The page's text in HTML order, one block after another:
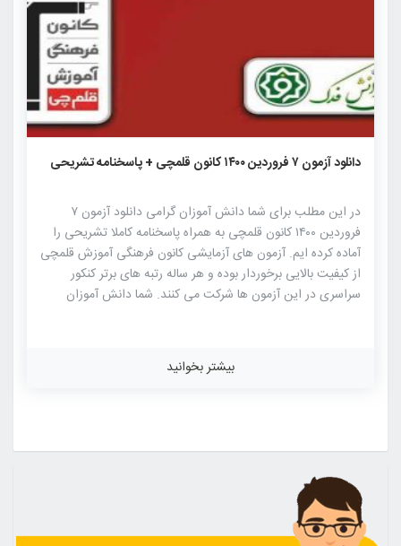
دانلود آزمون ۷ فروردین ۱۴۰۰ کانون قلمچی + پاسخنامه تشریحی
در این مطلب برای شما دانش آموزان گرامی دانلود آزمون ۷
فروردین ۱۴۰۰ کانون قلمچی به همراه پاسخنامه کاملا تشریحی را
آماده کرده ایم. آزمون های آزمایشی کانون فرهنگی آموزش قلمچی
از کیفیت بالایی برخوردار بوده و هر ساله رتبه های برتر کنکور
سراسری در این آزمون ها شرکت می کنند. شما دانش آموزان
سوالات آزمون به همراه پاسخنامه تشریحی افزوده شد. سوالات
پایه دوازدهم: سوالات پایه یازدهم: سوالات پایه دهم:
بیشتر بخوانید